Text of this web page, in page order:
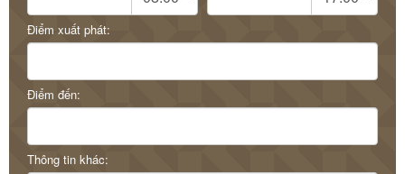
Điểm xuất phát:
Điểm đến:
Thông tin khác: